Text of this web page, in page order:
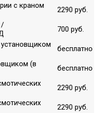
с краном
2290 руб.
/
700 руб.
бесплатно
(в
бесплатно
2290 руб.
2290 руб.